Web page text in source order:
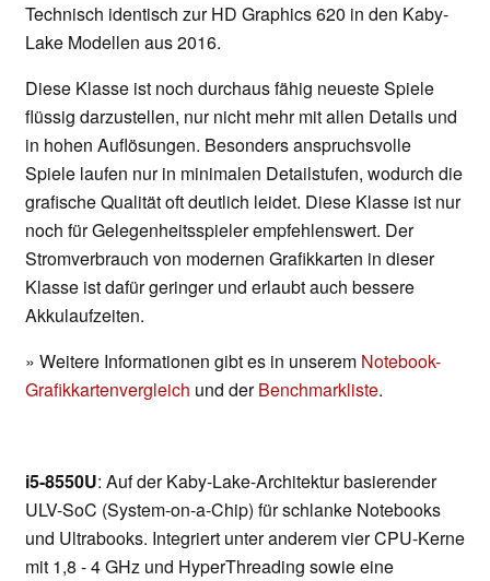
Technisch identisch zur HD Graphics 620 in den Kaby-
Lake Modellen aus 2016.
Diese Klasse ist noch durchaus fähig neueste Spiele
flüssig darzustellen, nur nicht mehr mit allen Details und
in hohen Auflösungen. Besonders anspruchsvolle
Spiele laufen nur in minimalen Detailstufen, wodurch die
grafische Qualität oft deutlich leidet. Diese Klasse ist nur
noch für Gelegenheitsspieler empfehlenswert. Der
Stromverbrauch von modernen Grafikkarten in dieser
Klasse ist dafür geringer und erlaubt auch bessere
Akkulaufzeiten.
» Weitere Informationen gibt es in unserem Notebook-
Grafikkartenvergleich und derBenchmarkliste.
i5-8550U: Auf der Kaby-Lake-Architektur basierender
ULV-SoC (System-on-a-Chip) für schlanke Notebooks
und Ultrabooks. Integriert unter anderem vier CPU-Kerne
mit 1,8 - 4 GHz und HyperThreading sowie eine